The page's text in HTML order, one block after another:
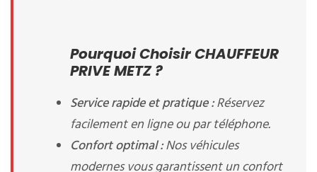
Pourquoi Choisir CHAUFFEUR
PRIVE METZ ?
Service rapide et pratique :Réservez
facilement en ligne ou par téléphone.
Confort optimal :Nos véhicules
modernes vous garantissent un confort